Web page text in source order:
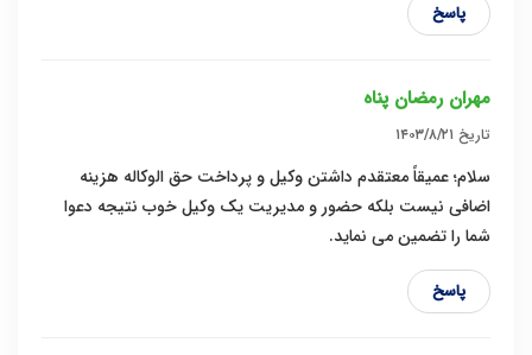
پاسخ
مهران رمضان پناه
تاریخ ۱۴۰۳/۸/۲۱
سلام؛ عمیقاً معتقدم داشتن وکیل و پرداخت حق الوکاله هزینه
اضافی نیست بلکه حضور و مدیریت یک وکیل خوب نتیجه دعوا
شما را تضمین می نماید.
پاسخ